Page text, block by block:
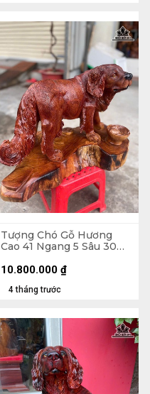
Tượng Chó Gỗ Hương
Cao 41 Ngang 5 Sâu 30
4 tháng trước
10.800.000 ₫